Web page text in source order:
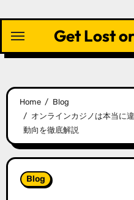
content
Get Lost
Home
Blog
オンラインカジノは本当に
動向を徹底解説
Blog